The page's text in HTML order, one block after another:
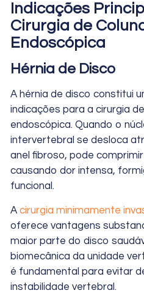
Indicações
Cirurgia de
Endoscópica
Hérnia de Disco
A hérnia de disco constitui
indicações para a cirurgia
endoscópica. Quando o
intervertebral se desloca
anel fibroso, pode
causando dor intensa,
funcional.
A cirurgia minimamente
oferece vantagens
maior parte do disco
biomecânica da unidade
é fundamental para evitar
instabilidade vertebral.